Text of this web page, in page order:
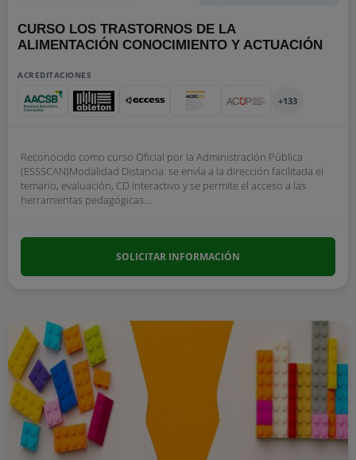
CURSO LOS TRASTORNOS DE LA
ALIMENTACIÓN CONOCIMIENTO Y ACTUACIÓN
ACREDITACIONES
+133
Reconocido como curso Oficial por la Administración Pública
(ESSSCAN)Modalidad Distancia: se envía a la dirección facilitada el
temario, evaluación, CD interactivo y se permite el acceso a las
herramientas pedagógicas...
SOLICITAR INFORMACIÓN